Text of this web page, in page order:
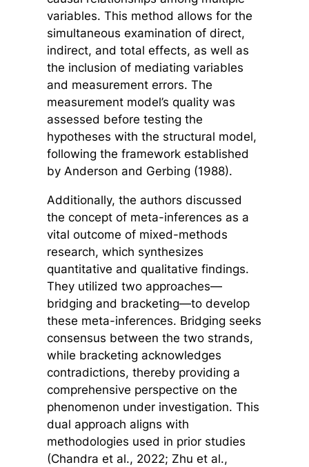
variables. This method allows for the
simultaneous examination of direct,
indirect, and total effects, as well as
the inclusion of mediating variables
and measurement errors. The
measurement model’s quality was
assessed before testing the
hypotheses with the structural model,
following the framework established
by Anderson and Gerbing (1988).
Additionally, the authors discussed
the concept of meta-inferences as a
vital outcome of mixed-methods
research, which synthesizes
quantitative and qualitative findings.
They utilized two approaches—
bridging and bracketing—to develop
these meta-inferences. Bridging seeks
consensus between the two strands,
while bracketing acknowledges
contradictions, thereby providing a
comprehensive perspective on the
phenomenon under investigation. This
dual approach aligns with
methodologies used in prior studies
(Chandra et al., 2022; Zhu et al.,